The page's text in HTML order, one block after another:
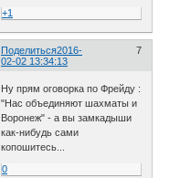
+1
Поделиться 7
2016-
02-02 13:34:13
Ну прям оговорка по Фрейду :
"Нас объединяют шахматы и
Воронеж" - а вы замкадыши
как-нибудь сами
копошитесь...
0